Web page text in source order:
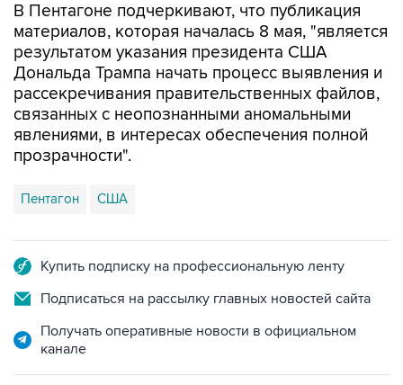
В Пентагоне подчеркивают, что публикация
материалов, которая началась 8 мая, "является
результатом указания президента США
Дональда Трампа начать процесс выявления и
рассекречивания правительственных файлов,
связанных с неопознанными аномальными
явлениями, в интересах обеспечения полной
прозрачности".
Пентагон США
Купить подписку на профессиональную ленту
Подписаться на рассылку главных новостей сайта
Получать оперативные новости в официальном
канале